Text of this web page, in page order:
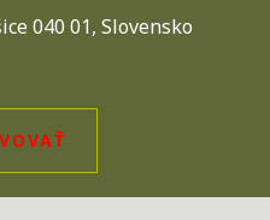
040 01, Slovensko